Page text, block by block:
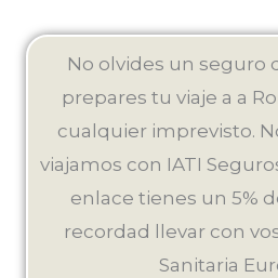
No olvides un seguro
prepares tu viaje a a
cualquier imprevisto.
viajamos con IATI
enlace tienes un 5%
recordad llevar con
Sanitaria